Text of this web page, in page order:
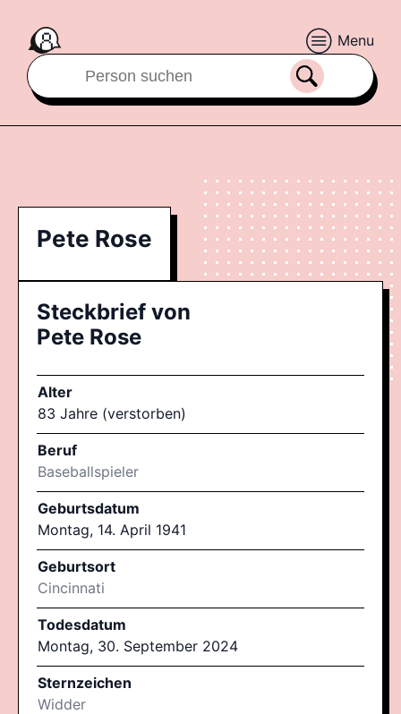
Menu
Pete Rose
Steckbrief von
Pete Rose
Alter
83 Jahre (verstorben)
Beruf
Baseballspieler
Geburtsdatum
Montag, 14. April 1941
Geburtsort
Cincinnati
Todesdatum
Montag, 30. September 2024
Sternzeichen
Widder